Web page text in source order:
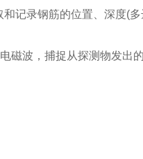
记录钢筋的位置、深度(
磁波，捕捉从探测物发出